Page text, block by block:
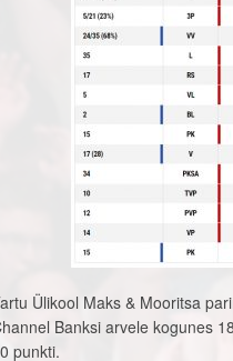
Ülikool Maks & Mooritsa
Banksi arvele kogunes
punkti.